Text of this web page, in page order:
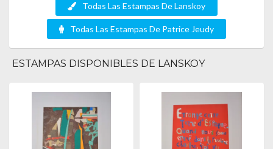
Todas Las Estampas De Lanskoy
Todas Las Estampas De Patrice Jeudy
ESTAMPAS DISPONIBLES DE LANSKOY